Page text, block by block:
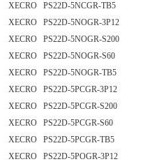
XECRO PS22D-5NCGR-TB5
XECRO PS22D-5NOGR-3P12
XECRO PS22D-5NOGR-S200
XECRO PS22D-5NOGR-S60
XECRO PS22D-5NOGR-TB5
XECRO PS22D-5PCGR-3P12
XECRO PS22D-5PCGR-S200
XECRO PS22D-5PCGR-S60
XECRO PS22D-5PCGR-TB5
XECRO PS22D-5POGR-3P12